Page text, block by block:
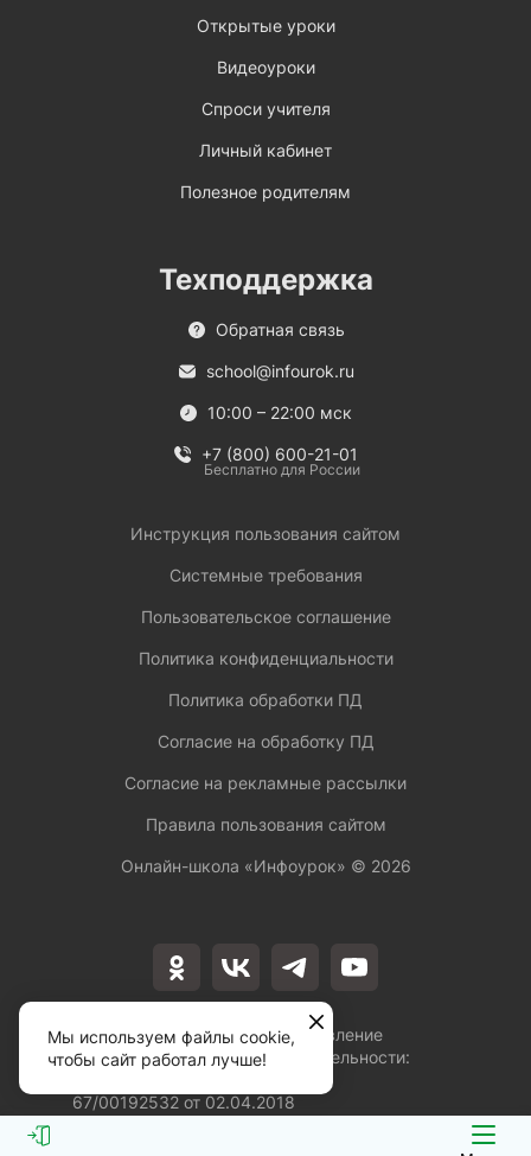
Лицензия на осуществление
образовательной деятельности:
67/00192532 от 02.04.2018
Открытые уроки
Видеоуроки
Спроси учителя
Личный кабинет
Полезное родителям
Техподдержка
Обратная связь
school@infourok.ru
10:00 – 22:00 мск
+7 (800) 600-21-01
Бесплатно для России
Инструкция пользования сайтом
Системные требования
Пользовательское соглашение
Политика конфиденциальности
Политика обработки ПД
Согласие на обработку ПД
Согласие на рекламные рассылки
Правила пользования сайтом
Онлайн-школа «Инфоурок» © 2026
Мы используем файлы cookie,
чтобы сайт работал лучше!